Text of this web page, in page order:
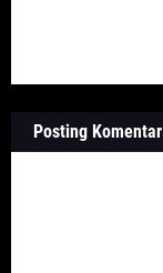
Posting Komentar